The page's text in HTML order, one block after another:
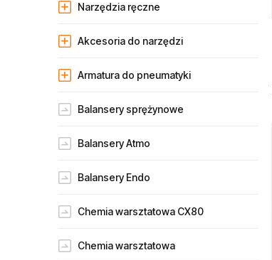
Narzędzia ręczne
Akcesoria do narzędzi
Armatura do pneumatyki
Balansery sprężynowe
Balansery Atmo
Balansery Endo
Chemia warsztatowa CX80
Chemia warsztatowa